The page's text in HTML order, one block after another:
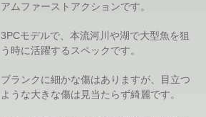
アムファーストアクションです。
3PCモデルで、本流河川や湖で大型魚を狙
う時に活躍するスペックです。
ブランクに細かな傷はありますが、目立つ
ような大きな傷は見当たらず綺麗です。